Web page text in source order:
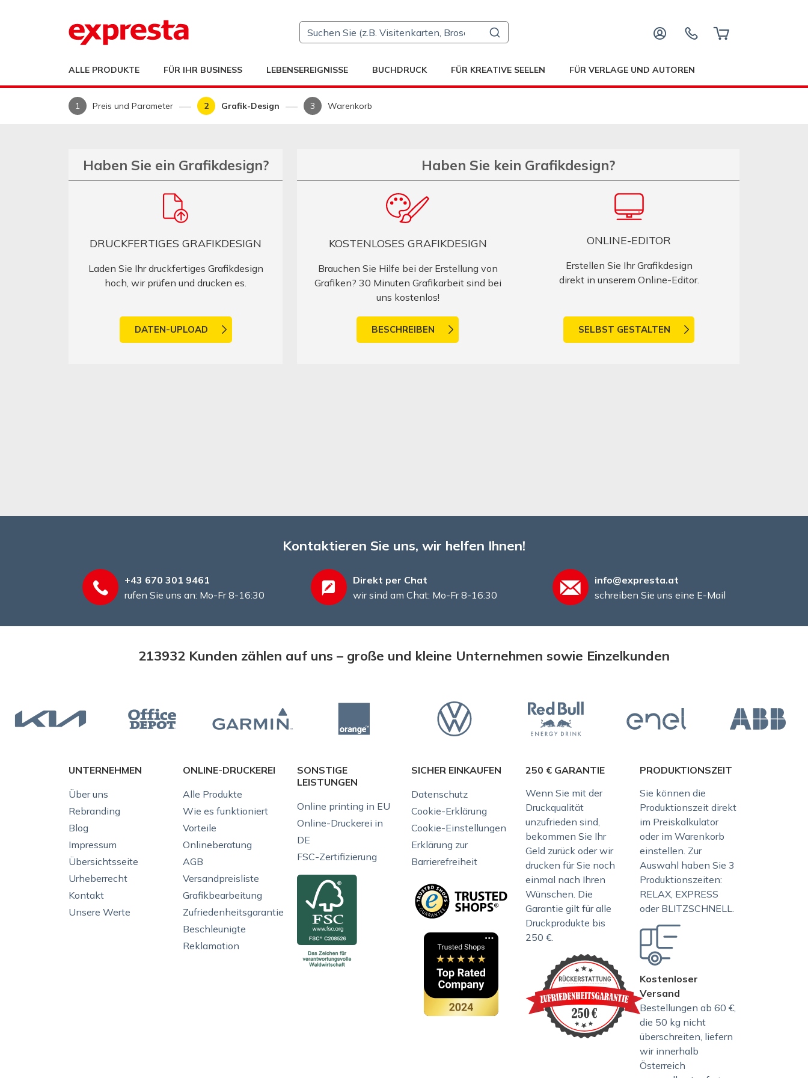
ALLE PRODUKTE FÜR IHR BUSINESS LEBENSEREIGNISSE BUCHDRUCK FÜR KREATIVE SEELEN FÜR VERLAGE UND AUTOREN
Preis und Parameter Grafik-Design Warenkorb
Haben Sie ein Grafikdesign?
DRUCKFERTIGES GRAFIKDESIGN
Laden Sie Ihr druckfertiges Grafikdesign
hoch, wir prüfen und drucken es.
DATEN-UPLOAD
Haben Sie kein Grafikdesign?
KOSTENLOSES GRAFIKDESIGN
Brauchen Sie Hilfe bei der Erstellung von
Grafiken? 30 Minuten Grafikarbeit sind bei
uns kostenlos!
BESCHREIBEN
ONLINE-EDITOR
Erstellen Sie Ihr Grafikdesign
direkt in unserem Online-Editor.
SELBST GESTALTEN
Kontaktieren Sie uns, wir helfen Ihnen!
+43 670 301 9461
rufen Sie uns an: Mo-Fr 8-16:30
Direkt per Chat
wir sind am Chat: Mo-Fr 8-16:30
info@expresta.at
schreiben Sie uns eine E-Mail
213932 Kunden zählen auf uns – große und kleine Unternehmen sowie Einzelkunden
UNTERNEHMEN
Über uns
Rebranding
Blog
Impressum
Übersichtsseite
Urheberrecht
Kontakt
Unsere Werte
ONLINE-DRUCKEREI
Alle Produkte
Wie es funktioniert
Vorteile
Onlineberatung
AGB
Versandpreisliste
Grafikbearbeitung
Zufriedenheitsgarantie
Beschleunigte
Reklamation
SONSTIGE
LEISTUNGEN
Online printing in EU
Online-Druckerei in
DE
FSC-Zertifizierung
SICHER EINKAUFEN
Datenschutz
Cookie-Erklärung
Cookie-Einstellungen
Erklärung zur
Barrierefreiheit
250 € GARANTIE
Wenn Sie mit der
Druckqualität
unzufrieden sind,
bekommen Sie Ihr
Geld zurück oder wir
drucken für Sie noch
einmal nach Ihren
Wünschen. Die
Garantie gilt für alle
Druckprodukte bis
250 €.
PRODUKTIONSZEIT
Sie können die
Produktionszeit direkt
im Preiskalkulator
oder im Warenkorb
einstellen. Zur
Auswahl haben Sie 3
Produktionszeiten:
RELAX, EXPRESS
oder BLITZSCHNELL.
Kostenloser
Versand
Bestellungen ab 60 €,
die 50 kg nicht
überschreiten, liefern
wir innerhalb
Österreich